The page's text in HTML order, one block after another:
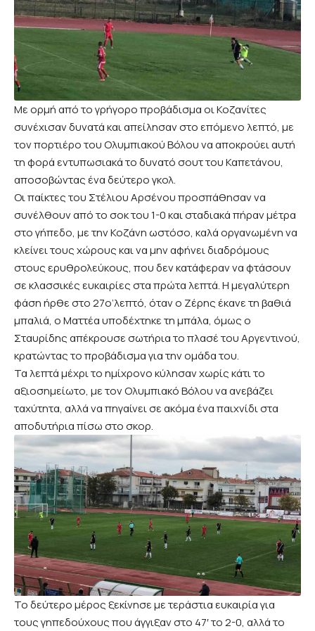
Με ορμή από το γρήγορο προβάδισμα οι Κοζανίτες
συνέχισαν δυνατά και απείλησαν στο επόμενο λεπτό, με
τον πορτιέρο του Ολυμπιακού Βόλου να αποκρούει αυτή
τη φορά εντυπωσιακά το δυνατό σουτ του Καπετάνου,
αποσοβώντας ένα δεύτερο γκολ.
Οι παίκτες του Στέλιου Αρσένου προσπάθησαν να
συνέλθουν από το σοκ του 1-0 και σταδιακά πήραν μέτρα
στο γήπεδο, με την Κοζάνη ωστόσο, καλά οργανωμένη να
κλείνει τους χώρους και να μην αφήνει διαδρόμους
στους ερυθρολεύκους, που δεν κατάφεραν να φτάσουν
σε κλασσικές ευκαιρίες στα πρώτα λεπτά. Η μεγαλύτερη
φάση ήρθε στο 27ο’λεπτό, όταν ο Ζέρης έκανε τη βαθιά
μπαλιά, ο Ματτέα υποδέχτηκε τη μπάλα, όμως ο
Σταυρίδης απέκρουσε σωτήρια το πλασέ του Αργεντινού,
κρατώντας το προβάδισμα για την ομάδα του.
Τα λεπτά μέχρι το ημίχρονο κύλησαν χωρίς κάτι το
αξιοσημείωτο, με τον Ολυμπιακό Βόλου να ανεβάζει
ταχύτητα, αλλά να πηγαίνει σε ακόμα ένα παιχνίδι στα
αποδυτήρια πίσω στο σκορ.
Το δεύτερο μέρος ξεκίνησε με τεράστια ευκαιρία για
τους γηπεδούχους που άγγιξαν στο 47′ το 2-0, αλλά το